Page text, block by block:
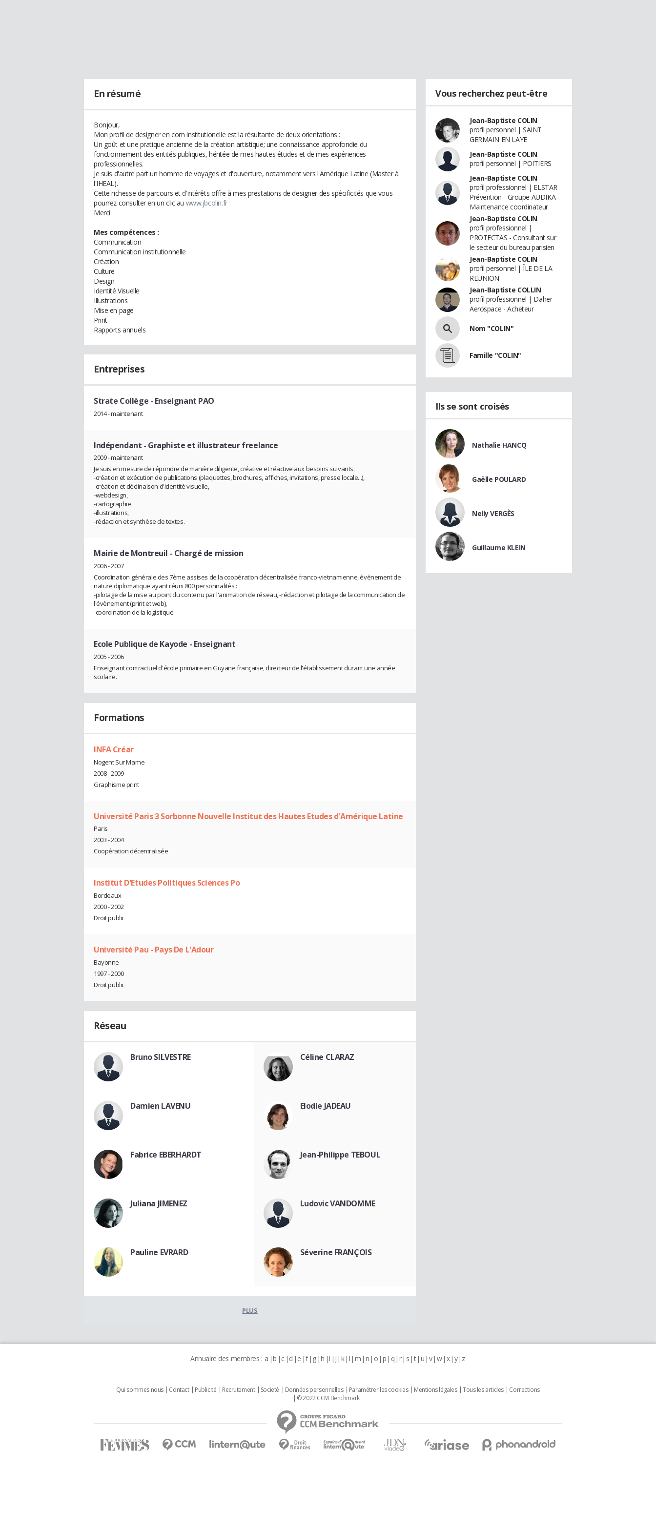
En résumé
Bonjour,
Mon profil de designer en com institutionelle est la résultante de deux orientations :
Un goût et une pratique ancienne de la création artistique; une connaissance approfondie du
fonctionnement des entités publiques, héritée de mes hautes études et de mes expériences
professionnelles.
Je suis d'autre part un homme de voyages et d'ouverture, notamment vers l'Amérique Latine (Master à
l'IHEAL).
Cette richesse de parcours et d'intérêts offre à mes prestations de designer des spécificités que vous
pourrez consulter en un clic au www.jbcolin.fr
Merci
Mes compétences :
Communication
Communication institutionnelle
Création
Culture
Design
Identité Visuelle
Illustrations
Mise en page
Print
Rapports annuels
Entreprises
Strate Collège - Enseignant PAO
2014 - maintenant
Indépendant - Graphiste et illustrateur freelance
2009 - maintenant
Je suis en mesure de répondre de manière diligente, créative et réactive aux besoins suivants:
-création et exécution de publications (plaquettes, brochures, affiches, invitations, presse locale...),
-création et déclinaison d'identité visuelle,
-webdesign,
-cartographie,
-illustrations,
-rédaction et synthèse de textes.
Mairie de Montreuil - Chargé de mission
2006 - 2007
Coordination générale des 7ème assises de la coopération décentralisée franco-vietnamienne, évènement de
nature diplomatique ayant réuni 800 personnalités :
-pilotage de la mise au point du contenu par l'animation de réseau, -rédaction et pilotage de la communication de
l'évènement (print et web),
-coordination de la logistique.
Ecole Publique de Kayode - Enseignant
2005 - 2006
Enseignant contractuel d'école primaire en Guyane française, directeur de l'établissement durant une année
scolaire.
Formations
INFA Créar
Nogent Sur Marne
2008 - 2009
Graphisme print
Université Paris 3 Sorbonne Nouvelle Institut des Hautes Etudes d'Amérique Latine
Paris
2003 - 2004
Coopération décentralisée
Institut D'Etudes Politiques Sciences Po
Bordeaux
2000 - 2002
Droit public
Université Pau - Pays De L'Adour
Bayonne
1997 - 2000
Droit public
Réseau
Bruno SILVESTRE Céline CLARAZ
Damien LAVENU Elodie JADEAU
Fabrice EBERHARDT Jean-Philippe TEBOUL
Juliana JIMENEZ Ludovic VANDOMME
Pauline EVRARD Séverine FRANÇOIS
PLUS
Vous recherchez peut-être
Jean-Baptiste COLIN
profil personnel | SAINT
GERMAIN EN LAYE
Jean-Baptiste COLIN
profil personnel | POITIERS
Jean-Baptiste COLIN
profil professionnel | ELSTAR
Prévention - Groupe AUDIKA -
Maintenance coordinateur
Jean-Baptiste COLIN
profil professionnel |
PROTECTAS - Consultant sur
le secteur du bureau parisien
Jean-Baptiste COLIN
profil personnel | ÎLE DE LA
REUNION
Jean-Baptiste COLLIN
profil professionnel | Daher
Aerospace - Acheteur
Nom "COLIN"
Famille "COLIN"
Ils se sont croisés
Nathalie HANCQ
Gaëlle POULARD
Nelly VERGÈS
Guillaume KLEIN
Annuaire des membres : a b c d e f g h i j k l m n o p q r s t u v w x y z
Qui sommes nous Contact Publicité Recrutement Societé Données personnelles Paramétrer les cookies Mentions légales Tous les articles
Corrections
© 2022 CCM Benchmark